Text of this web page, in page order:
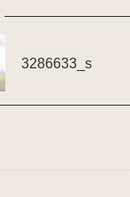
3286633_s